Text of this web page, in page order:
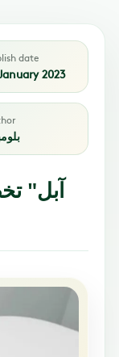
date
2023